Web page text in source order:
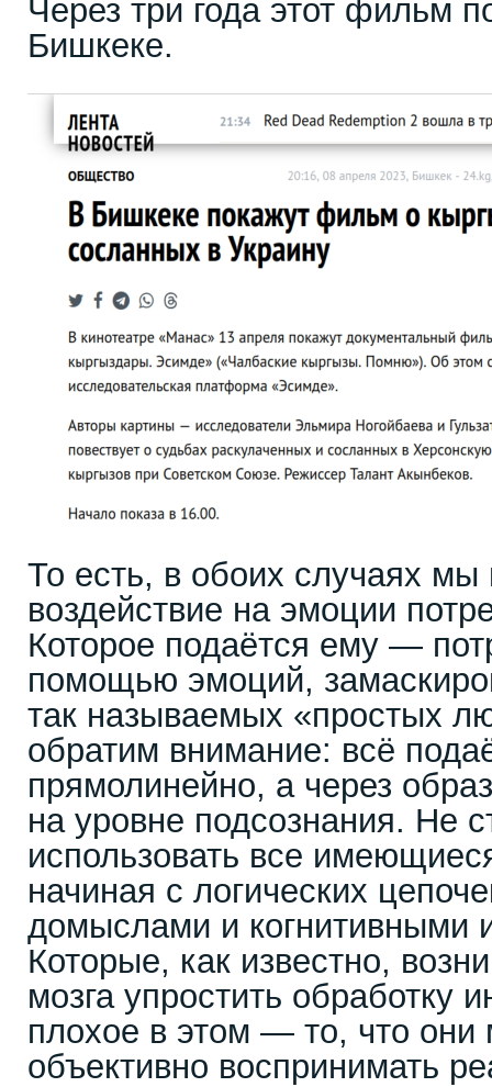
Через три года этот фильм
Бишкеке.
То есть, в обоих случаях мы
воздействие на эмоции
Которое подаётся ему —
помощью эмоций,
так называемых «простых
обратим внимание: всё
прямолинейно, а через
на уровне подсознания. Не
использовать все
начиная с логических
домыслами и когнитивными
Которые, как известно,
мозга упростить
плохое в этом — то, что
объективно воспринимать